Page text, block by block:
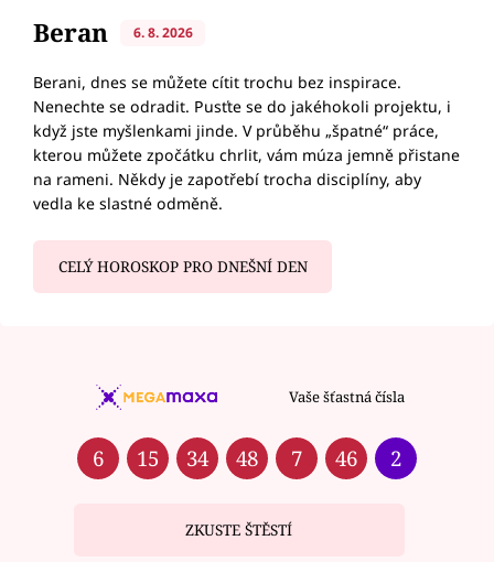
Beran 6. 8. 2026
Berani, dnes se můžete cítit trochu bez inspirace.
Nenechte se odradit. Pusťte se do jakéhokoli projektu, i
když jste myšlenkami jinde. V průběhu „špatné“ práce,
kterou můžete zpočátku chrlit, vám múza jemně přistane
na rameni. Někdy je zapotřebí trocha disciplíny, aby
vedla ke slastné odměně.
CELÝ HOROSKOP PRO DNEŠNÍ DEN
Vaše šťastná čísla
6 15 34 48 7 46 2
ZKUSTE ŠTĚSTÍ